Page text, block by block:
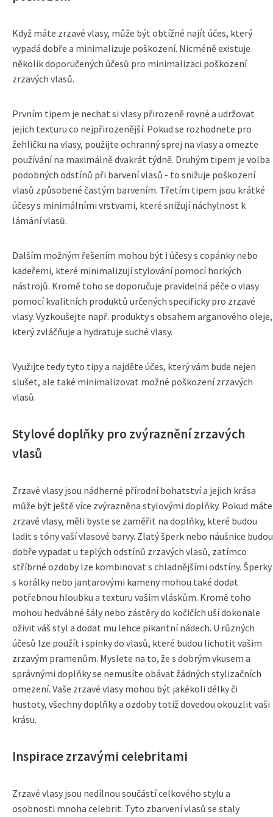
Když máte zrzavé vlasy, může být obtížné najít účes, který
vypadá dobře a minimalizuje poškození. Nicméně existuje
několik doporučených účesů pro minimalizaci poškození
zrzavých vlasů.
Prvním tipem je nechat si vlasy přirozeně rovné a udržovat
jejich texturu co nejpřirozenější. Pokud se rozhodnete pro
žehličku na vlasy, použijte ochranný sprej na vlasy a omezte
používání na maximálně dvakrát týdně. Druhým tipem je volba
podobných odstínů při barvení vlasů - to snižuje poškození
vlasů způsobené častým barvením. Třetím tipem jsou krátké
účesy s minimálními vrstvami, které snižují náchylnost k
lámání vlasů.
Dalším možným řešením mohou být i účesy s copánky nebo
kadeřemi, které minimalizují stylování pomocí horkých
nástrojů. Kromě toho se doporučuje pravidelná péče o vlasy
pomocí kvalitních produktů určených specificky pro zrzavé
vlasy. Vyzkoušejte např. produkty s obsahem arganového oleje,
který zvláčňuje a hydratuje suché vlasy.
Využijte tedy tyto tipy a najděte účes, který vám bude nejen
slušet, ale také minimalizovat možné poškození zrzavých
vlasů.
Stylové doplňky pro zvýraznění zrzavých
vlasů
Zrzavé vlasy jsou nádherné přírodní bohatství a jejich krása
může být ještě více zvýrazněna stylovými doplňky. Pokud máte
zrzavé vlasy, měli byste se zaměřit na doplňky, které budou
ladit s tóny vaší vlasové barvy. Zlatý šperk nebo náušnice budou
dobře vypadat u teplých odstínů zrzavých vlasů, zatímco
stříbrné ozdoby lze kombinovat s chladnějšími odstíny. Šperky
s korálky nebo jantarovými kameny mohou také dodat
potřebnou hloubku a texturu vašim vláskům. Kromě toho
mohou hedvábné šály nebo zástěry do kočičích uší dokonale
oživit váš styl a dodat mu lehce pikantní nádech. U různých
účesů lze použít i spinky do vlasů, které budou lichotit vašim
zrzavým pramenům. Myslete na to, že s dobrým vkusem a
správnými doplňky se nemusíte obávat žádných stylizačních
omezení. Vaše zrzavé vlasy mohou být jakékoli délky či
hustoty, všechny doplňky a ozdoby totiž dovedou okouzlit vaši
krásu.
Inspirace zrzavými celebritami
Zrzavé vlasy jsou nedílnou součástí celkového stylu a
osobnosti mnoha celebrit. Tyto zbarvení vlasů se staly